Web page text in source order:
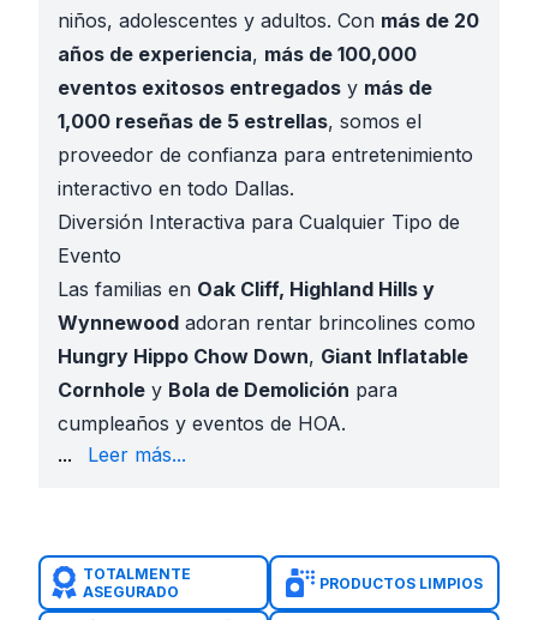
niños, adolescentes y adultos. Con más de 20
años de experiencia, más de 100,000
eventos exitosos entregados y más de
1,000 reseñas de 5 estrellas, somos el
proveedor de confianza para entretenimiento
interactivo en todo Dallas.
Diversión Interactiva para Cualquier Tipo de
Evento
Las familias en Oak Cliff, Highland Hills y
Wynnewood adoran rentar brincolines como
Hungry Hippo Chow Down, Giant Inflatable
Cornhole y Bola de Demolición para
cumpleaños y eventos de HOA.
en 1 Sports Challenge
Desafíos en grupo
Toxic Meltdown Bungee Run
Clásicos de feria
High Striker Giant Cornhole,
... Leer más...
TOTALMENTE
ASEGURADO
PRODUCTOS LIMPIOS